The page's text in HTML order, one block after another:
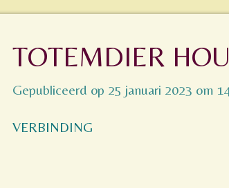
TOTEMDIER
Gepubliceerd op 25 januari 2023 om
VERBINDING